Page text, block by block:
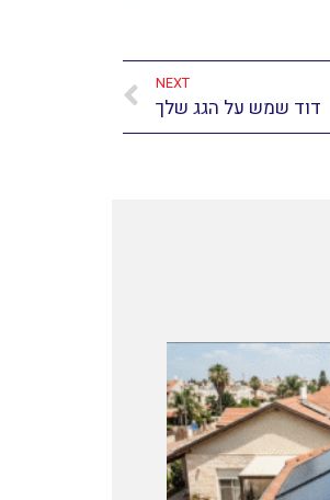
NEXT
דוד שמש על הגג שלך